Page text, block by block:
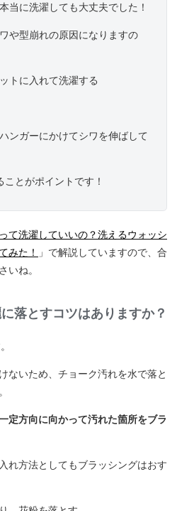
当に洗濯しても大丈夫でした！
や型崩れの原因になりますの
トに入れて洗濯する
ンガーにかけてシワを伸ばして
とがポイントです！
て洗濯していいの？洗えるウォッシ
みた！
」で解説していますので、合
いね。
落とすコツはありますか？
ないため、チョーク汚れを水で落と
定方向に向かって汚れた箇所をブラ
れ方法としてもブラッシングはおす